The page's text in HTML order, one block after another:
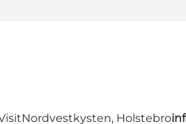
Holstebro